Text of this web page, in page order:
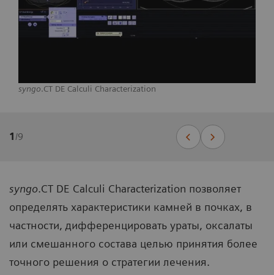
syngo.CT DE Calculi Characterization
1/9
syngo.CT DE Calculi Characterization позволяет
определять характеристики камней в почках, в
частности, дифференцировать ураты, оксалаты
или смешанного состава целью принятия более
точного решения о стратегии лечения.